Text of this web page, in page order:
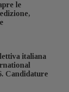
le
italiana
Candidature